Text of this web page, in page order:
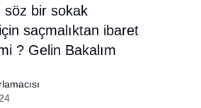
söz bir sokak
saçmalıktan ibaret
? Gelin Bakalım